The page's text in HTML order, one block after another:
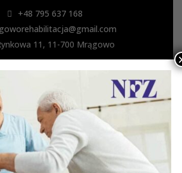
+48 795 637 168
11, 11-700 Mrągowo